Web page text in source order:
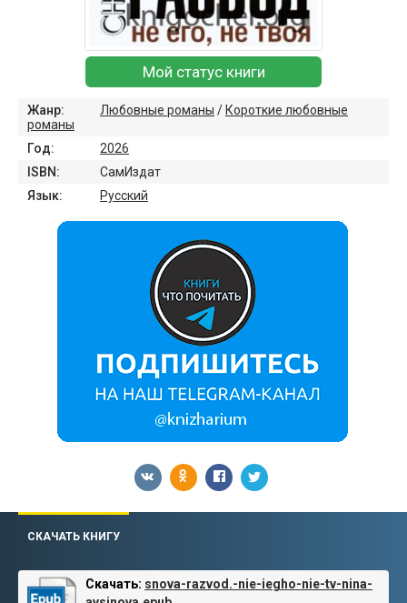
Мой статус книги
Жанр: Любовные романы / Короткие любовные
романы
Год:
2026
ISBN:
СамИздат
Язык:
Русский
СКАЧАТЬ КНИГУ
Скачать: snova-razvod.-nie-iegho-nie-tv-nina-